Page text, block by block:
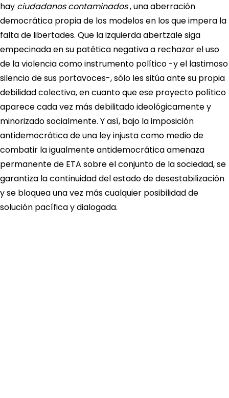
hay ciudadanos contaminados, una aberración
democrática propia de los modelos en los que impera la
falta de libertades. Que la izquierda abertzale siga
empecinada en su patética negativa a rechazar el uso
de la violencia como instrumento político -y el lastimoso
silencio de sus portavoces-, sólo les sitúa ante su propia
debilidad colectiva, en cuanto que ese proyecto político
aparece cada vez más debilitado ideológicamente y
minorizado socialmente. Y así, bajo la imposición
antidemocrática de una ley injusta como medio de
combatir la igualmente antidemocrática amenaza
permanente de ETA sobre el conjunto de la sociedad, se
garantiza la continuidad del estado de desestabilización
y se bloquea una vez más cualquier posibilidad de
solución pacífica y dialogada.